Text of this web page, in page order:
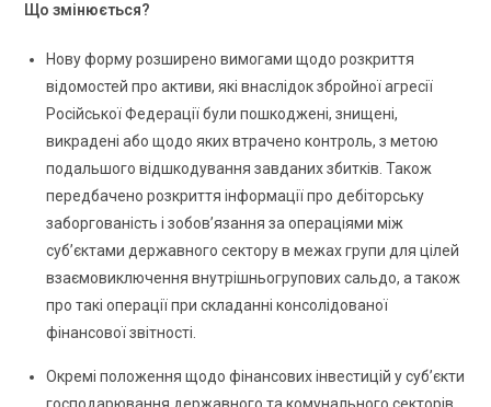
Що змінюється?
Нову форму розширено вимогами щодо розкриття
відомостей про активи, які внаслідок збройної агресії
Російської Федерації були пошкоджені, знищені,
викрадені або щодо яких втрачено контроль, з метою
подальшого відшкодування завданих збитків. Також
передбачено розкриття інформації про дебіторську
заборгованість і зобов’язання за операціями між
суб’єктами державного сектору в межах групи для цілей
взаємовиключення внутрішньогрупових сальдо, а також
про такі операції при складанні консолідованої
фінансової звітності.
Окремі положення щодо фінансових інвестицій у суб’єкти